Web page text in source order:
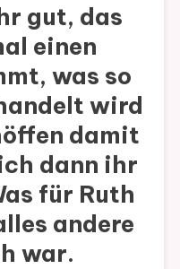
gut, das
einen
was so
wird
damit
dann ihr
für Ruth
andere
war.